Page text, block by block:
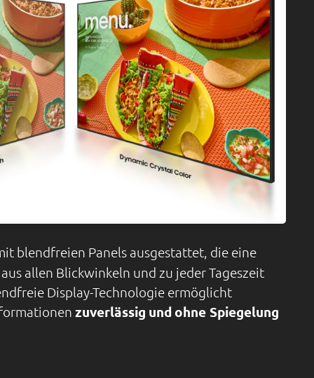
blendfreien Panels ausgestattet, die eine
allen Blickwinkeln und zu jeder Tageszeit
Display-Technologie ermöglicht
zuverlässig und ohne Spiegelung